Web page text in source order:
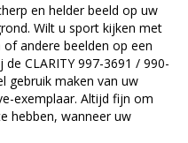
en helder beeld op uw
Wilt u sport kijken met
andere beelden op een
CLARITY 997-3691 / 990-
gebruik maken van uw
exemplaar. Altijd fijn om
hebben, wanneer uw